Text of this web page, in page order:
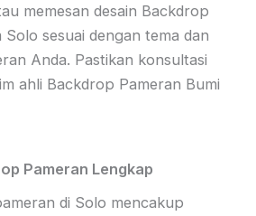
memesan desain Backdrop
sesuai dengan tema dan
Anda. Pastikan konsultasi
ahli Backdrop Pameran Bumi
Pameran Lengkap
di Solo mencakup